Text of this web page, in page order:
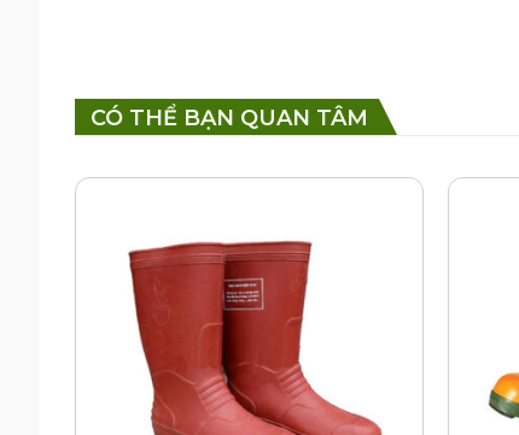
CÓ THỂ BẠN QUAN TÂM